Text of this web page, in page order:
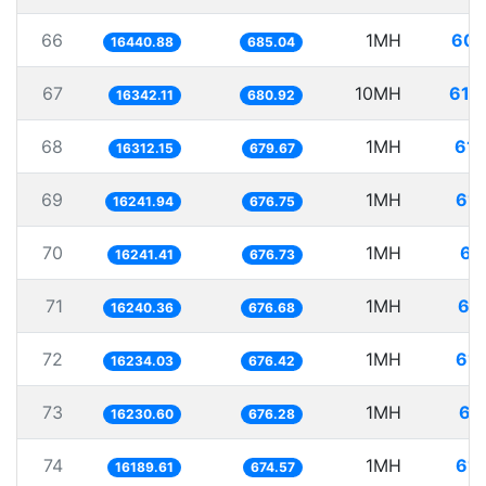
66 16440.88 685.04 1MH
67 16342.11 680.92 10MH
68 16312.15 679.67 1MH
69 16241.94 676.75 1MH
70 16241.41 676.73 1MH
71 16240.36 676.68 1MH
72 16234.03 676.42 1MH
73 16230.60 676.28 1MH
74 16189.61 674.57 1MH